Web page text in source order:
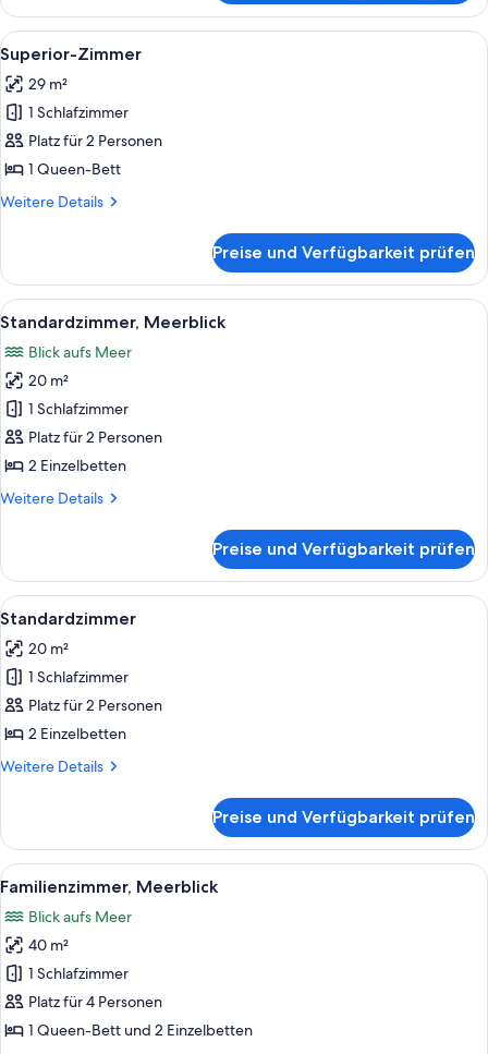
eigener
Pool
Alle
Fotos
für
Superior-
Zimmer
anzeigen
Ein modernes Hotelzimmer mit Bett,
5
Superior-Zimmer
29 m²
1 Schlafzimmer
Platz für 2 Personen
1 Queen-Bett
Weitere Details
Weitere
Zimmer
Preise und Verfügbarkeit prüfen
Alle
Fotos
für
Standardzimmer,
Meerblick
anzeigen
Ein modernes Hotelzimmer mit
6
Standardzimmer, Meerblick
Blick aufs Meer
20 m²
1 Schlafzimmer
Platz für 2 Personen
2 Einzelbetten
Weitere Details
Weitere
Meerblick
Preise und Verfügbarkeit prüfen
Alle
Fotos
für
Standardzimmer
anzeigen
Standardzimmer | Zimmersafe,
4
Standardzimmer
20 m²
1 Schlafzimmer
Platz für 2 Personen
2 Einzelbetten
Weitere Details
Weitere
Preise und Verfügbarkeit prüfen
Alle
Fotos
für
Familienzimmer,
Meerblick
anzeigen
Ein modernes Hotelzimmer mit
5
Familienzimmer, Meerblick
Blick aufs Meer
40 m²
1 Schlafzimmer
Platz für 4 Personen
1 Queen-Bett und 2 Einzelbetten